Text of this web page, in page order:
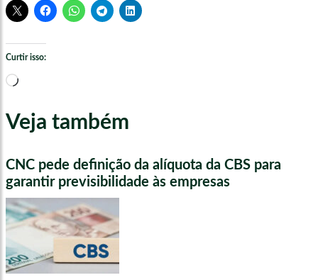
Curtir isso:
Carregando...
Veja também
CNC pede definição da alíquota da CBS para
garantir previsibilidade às empresas